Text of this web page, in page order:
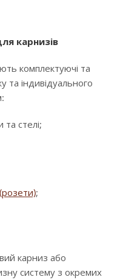
карнизів
комплектуючі та
та індивідуального
та стелі;
;
карниз або
систему з окремих